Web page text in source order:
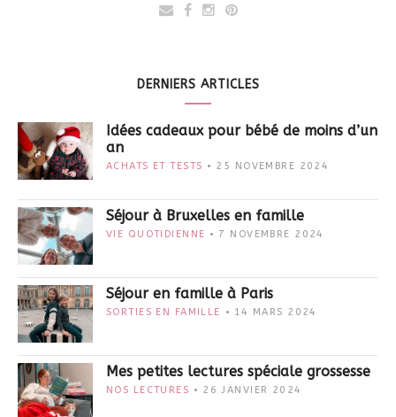
DERNIERS ARTICLES
Idées cadeaux pour bébé de moins d’un
an
ACHATS ET TESTS 25 NOVEMBRE 2024
Séjour à Bruxelles en famille
VIE QUOTIDIENNE 7 NOVEMBRE 2024
Séjour en famille à Paris
SORTIES EN FAMILLE 14 MARS 2024
Mes petites lectures spéciale grossesse
NOS LECTURES 26 JANVIER 2024